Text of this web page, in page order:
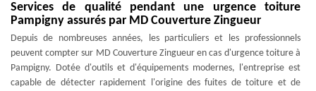
Services de qualité pendant une urgence toiture
Pampigny assurés par MD Couverture Zingueur
Depuis de nombreuses années, les particuliers et les professionnels
peuvent compter sur MD Couverture Zingueur en cas d'urgence toiture à
Pampigny. Dotée d'outils et d'équipements modernes, l'entreprise est
capable de détecter rapidement l'origine des fuites de toiture et de